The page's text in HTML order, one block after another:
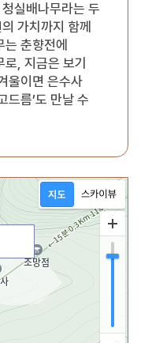
실배나무라는 두
가치까지 함께
춘향전에
, 지금은 보기
울이면 은수사
드름’도 만날 수